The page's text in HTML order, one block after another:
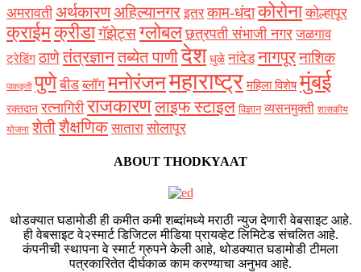
अमरावती अर्थकारणअहिल्यानगर इतर काम-धंदाकोरोना कोल्हापूर
क्राईमक्रीडागॅझेट्सग्लोबल छत्रपती संभाजी नगर जळगाव
ट्रेडिंग ठाणेतंत्रज्ञानतब्येत पाणीदेश धुळे नांदेड नागपूरनाशिक
पाककृती पुणे बीड ब्लॉग मनोरंजनमहाराष्ट्र महिला विशेष मुंबई
रक्‍तदान रत्नागिरी राजकारणलाइफ स्टाइल विज्ञान व्यसनमुक्ती शासकीय
योजना शेतीशैक्षणिक सातारा सोलापूर
ABOUT THODKYAAT
थोडक्यात घडामोडी ही कमीत कमी शब्दांमध्ये मराठी न्युज देणारी वेबसाइट आहे.
ही वेबसाइट वे२स्मार्ट डिजिटल मीडिया प्रायव्हेट लिमिटेड संचलित आहे.
कंपनीची स्थापना वे स्मार्ट ग्रुपने केली आहे, थोडक्यात घडामोडी टीमला
पत्रकारितेत दीर्घकाळ काम करण्याचा अनुभव आहे.